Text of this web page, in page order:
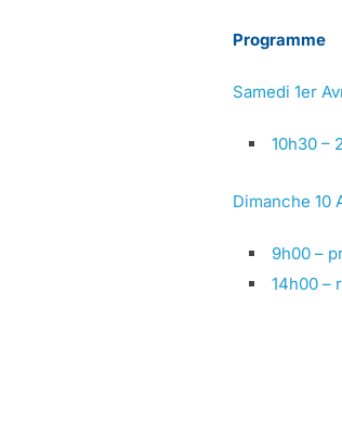
Programme
Samedi 1er
10h30 –
Dimanche 10
9h00 –
14h00 –